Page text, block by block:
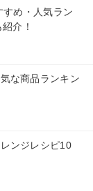
すめ・人気ラン
介！
な商品ランキン
ンジレシピ10